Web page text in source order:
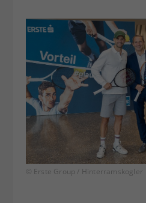
© Erste Group / Hinterramskogler